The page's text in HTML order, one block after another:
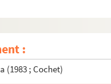
:
(1983 ; Cochet)
(1983 ; Cochet)
(1983 ; Cochet)